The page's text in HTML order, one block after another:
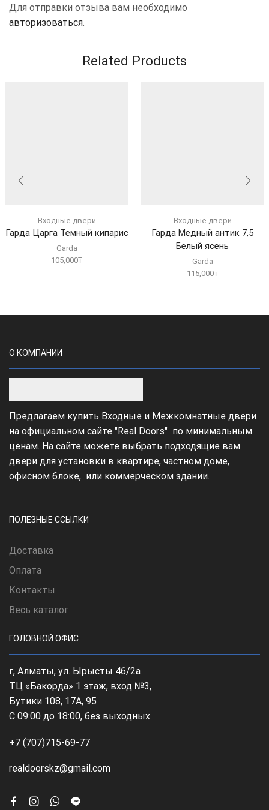
Для отправки отзыва вам необходимо
авторизоваться.
Related Products
Входные двери
Гарда Царга Темный кипарис
Garda
105,000₸
Входные двери
Гарда Медный антик 7,5
Белый ясень
Garda
115,000₸
О КОМПАНИИ
Предлагаем купить Входные и Межкомнатные двери
на официальном сайте "Real Doors" по минимальным
ценам. На сайте можете выбрать подходящие вам
двери для установки в квартире, частном доме,
офисном блоке, или коммерческом здании.
ПОЛЕЗНЫЕ ССЫЛКИ
Доставка
Оплата
Контакты
Весь каталог
ГОЛОВНОЙ ОФИС
г, Алматы, ул. Ырысты 46/2а
ТЦ «Бакорда» 1 этаж, вход №3,
Бутики 108, 17А, 95
С 09:00 до 18:00, без выходных
+7 (707)715-69-77
realdoorskz@gmail.com